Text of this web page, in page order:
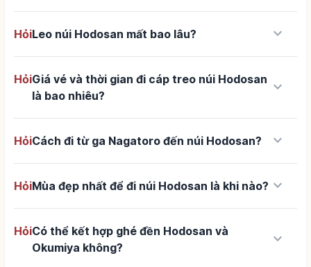
HỏiLeo núi Hodosan mất bao lâu? keyboard_arrow_down
HỏiGiá vé và thời gian đi cáp treo núi Hodosan
là bao nhiêu?
keyboard_arrow_down
HỏiCách đi từ ga Nagatoro đến núi Hodosan? keyboard_arrow_down
HỏiMùa đẹp nhất để đi núi Hodosan là khi nào? keyboard_arrow_down
HỏiCó thể kết hợp ghé đền Hodosan và
Okumiya không?
keyboard_arrow_down